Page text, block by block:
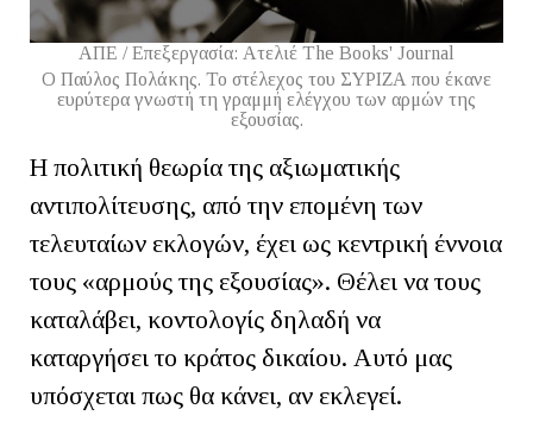
ΑΠΕ / Επεξεργασία: Ατελιέ The Books' Journal
O Παύλος Πολάκης. Το στέλεχος του ΣΥΡΙΖΑ που έκανε
ευρύτερα γνωστή τη γραμμή ελέγχου των αρμών της
εξουσίας.
Η πολιτική θεωρία της αξιωματικής
αντιπολίτευσης, από την επομένη των
τελευταίων εκλογών, έχει ως κεντρική έννοια
τους «αρμούς της εξουσίας». Θέλει να τους
καταλάβει, κοντολογίς δηλαδή να
καταργήσει το κράτος δικαίου. Αυτό μας
υπόσχεται πως θα κάνει, αν εκλεγεί.